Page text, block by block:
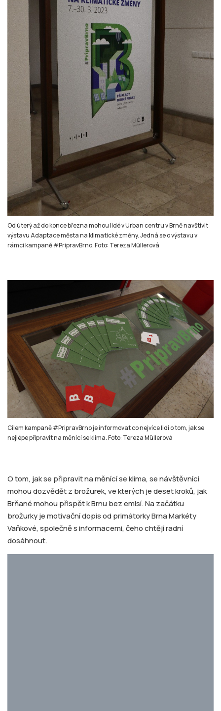
Od úterý až do konce března mohou lidé v Urban centru v Brně navštívit
výstavu Adaptace města na klimatické změny. Jedná se o výstavu v
rámci kampaně #PripravBrno. Foto: Tereza Müllerová
Cílem kampaně #PripravBrno je informovat co nejvíce lidí o tom, jak se
nejlépe připravit na měnící se klima. Foto: Tereza Müllerová
O tom, jak se připravit na měnící se klima, se návštěvníci
mohou dozvědět z brožurek, ve kterých je deset kroků, jak
Brňané mohou přispět k Brnu bez emisí. Na začátku
brožurky je motivační dopis od primátorky Brna Markéty
Vaňkové, společně s informacemi, čeho chtějí radní
dosáhnout.